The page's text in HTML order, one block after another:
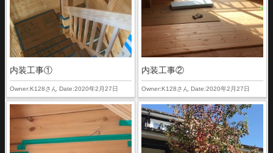
内装工事①
Owner:K128さん Date:2020年2月27日
内装工事②
Owner:K128さん Date:2020年2月27日